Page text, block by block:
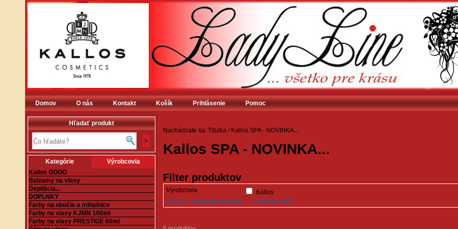
Domov O nás Kontakt Košík Prihlásenie Pomoc
Hľadať produkt
Kategórie
Výrobcovia
Kallos GOGO
Balzamy na vlasy
Depilácia...
DOPLNKY
Farby na obočie a mihalnice
Farby na vlasy KJMN 100ml
Farby na vlasy PRESTIGE 60ml
Nachádzate sa: Titulka / Kallos SPA - NOVINKA...
Kallos SPA - NOVINKA...
Filter produktov
Výrobcovia
Kallos
Zobraziť všetky položky filtra
Resetovať filter